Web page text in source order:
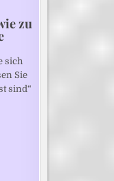
zu
sich
Sie
sind“